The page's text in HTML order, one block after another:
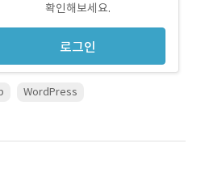
확인해보세요.
로그인
WordPress